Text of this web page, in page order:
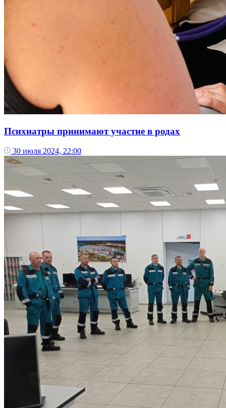
Психиатры принимают участие в родах
30 июля 2024, 22:00